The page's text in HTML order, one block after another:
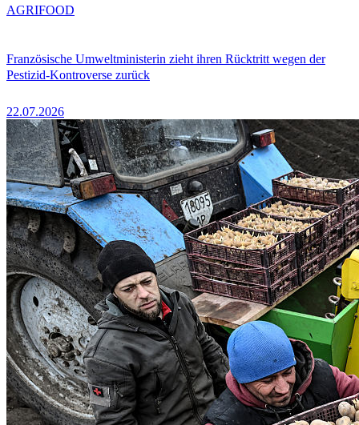
Französische Umweltministerin zieht ihren Rücktritt wegen der
Pestizid-Kontroverse zurück
22.07.2026
AGRIFOOD